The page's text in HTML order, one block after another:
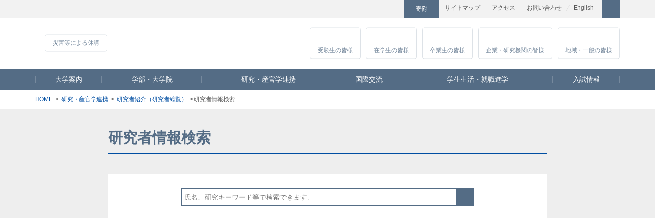
サイトマップ アクセス お問い合わせ
寄附 English
Instagram
受験生の皆様 在学生の皆様 卒業生の皆様 企業・研究機関の皆様 地域・一般の皆様
大学案内 学部・大学院 研究・産官学連携 国際交流 学生生活・就職進学 入試情報
HOME 研究・産官学連携 研究者紹介（研究者総覧） 研究者情報検索
研究者情報検索